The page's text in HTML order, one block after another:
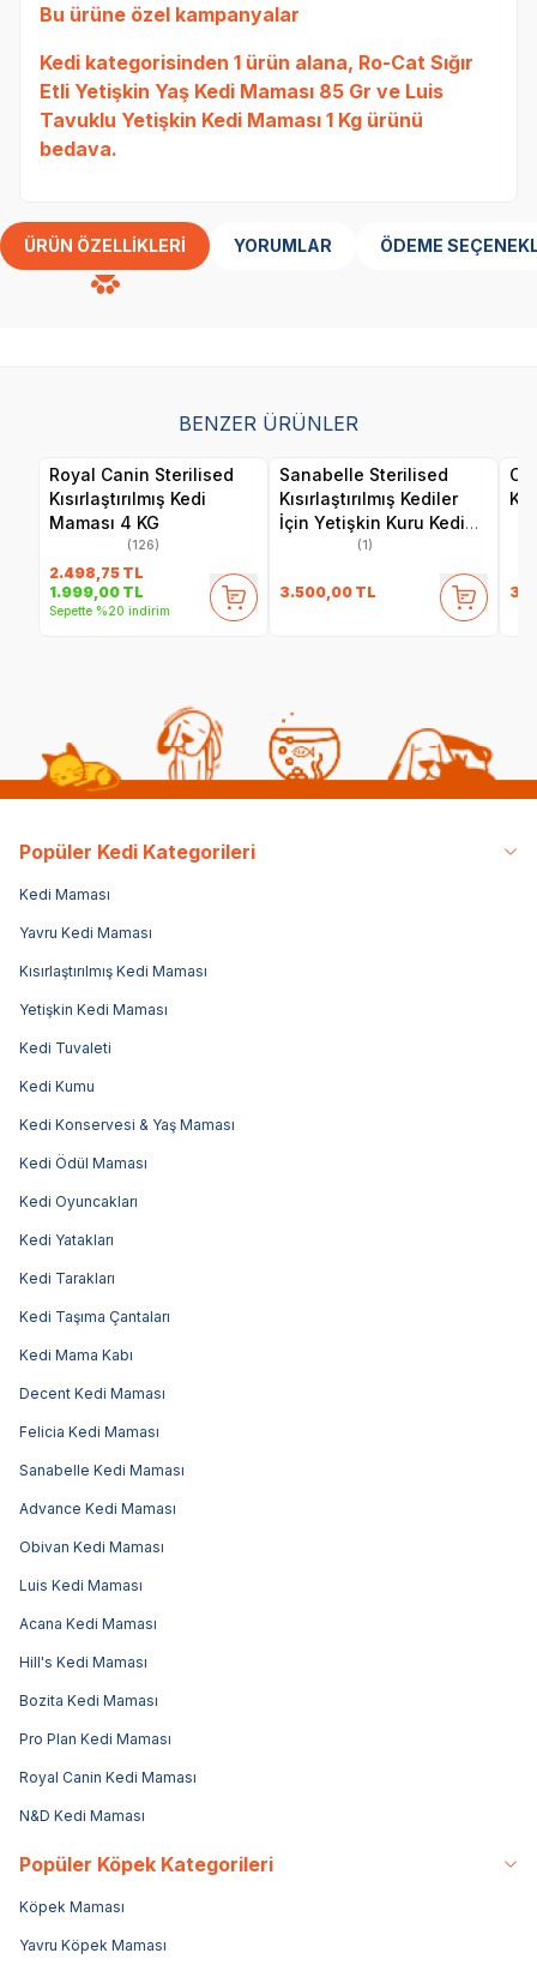
Bu ürüne özel kampanyalar
Kedi kategorisinden 1 ürün alana, Ro-Cat Sığır
Etli Yetişkin Yaş Kedi Maması 85 Gr ve Luis
Tavuklu Yetişkin Kedi Maması 1 Kg ürünü
bedava.
ÜRÜN ÖZELLIKLERI YORUMLAR ÖDEME
BENZER ÜRÜNLER
Royal Canin Sterilised
Kısırlaştırılmış Kedi
Maması 4 KG
(126)
2.498,75 TL
1.999,00 TL
Sepette %20 indirim
Sanabelle Sterilised
Kısırlaştırılmış Kediler
İçin Yetişkin Kuru Kedi
Maması 8 Kg
(1)
3.500,00 TL
Popüler Kedi Kategorileri
Kedi Maması
Yavru Kedi Maması
Kısırlaştırılmış Kedi Maması
Yetişkin Kedi Maması
Kedi Tuvaleti
Kedi Kumu
Kedi Konservesi & Yaş Maması
Kedi Ödül Maması
Kedi Oyuncakları
Kedi Yatakları
Kedi Tarakları
Kedi Taşıma Çantaları
Kedi Mama Kabı
Decent Kedi Maması
Felicia Kedi Maması
Sanabelle Kedi Maması
Advance Kedi Maması
Obivan Kedi Maması
Luis Kedi Maması
Acana Kedi Maması
Hill's Kedi Maması
Bozita Kedi Maması
Pro Plan Kedi Maması
Royal Canin Kedi Maması
N&D Kedi Maması
Popüler Köpek Kategorileri
Köpek Maması
Yavru Köpek Maması